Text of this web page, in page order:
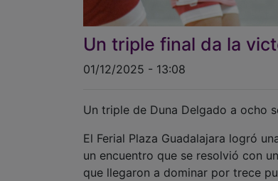
Un triple final da la
01/12/2025 - 13:08
Un triple de Duna Delgado a ocho
El Ferial Plaza Guadalajara logró
un encuentro que se resolvió con
que llegaron a dominar por trece